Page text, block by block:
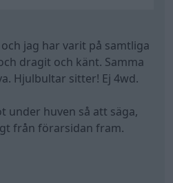
jag har varit på samtliga
dragit och känt. Samma
Hjulbultar sitter! Ej 4wd.
under huven så att säga,
från förarsidan fram.